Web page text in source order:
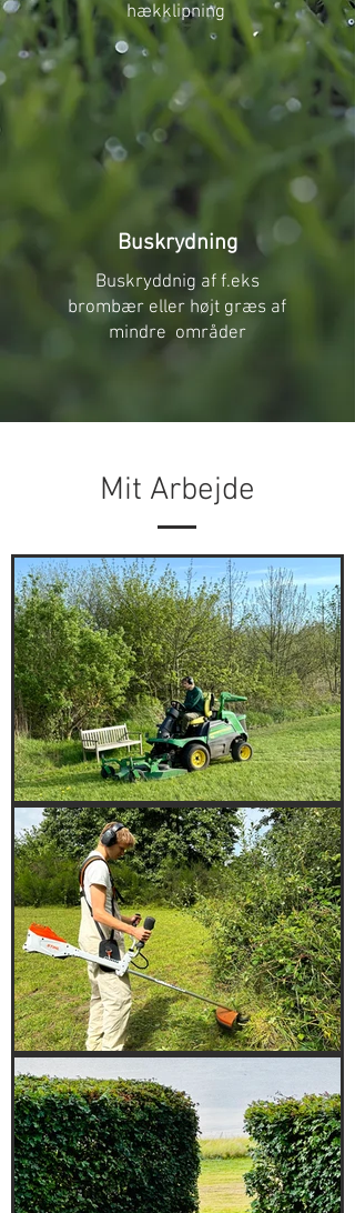
hækklipning
Buskrydning
Buskryddnig af f.eks
brombær eller højt græs af
mindre områder
Mit Arbejde